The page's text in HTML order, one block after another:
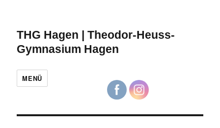
THG Hagen | Theodor-Heuss-
Gymnasium Hagen
MENÜ